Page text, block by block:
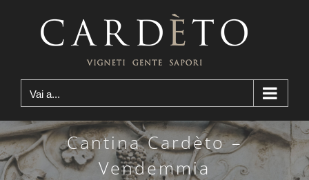
contenuto
Vai a...
Cantina Cardèto –
Vendemmia